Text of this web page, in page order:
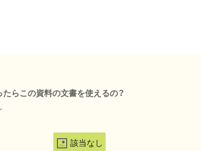
たらこの資料の文書を使えるの？
該当なし